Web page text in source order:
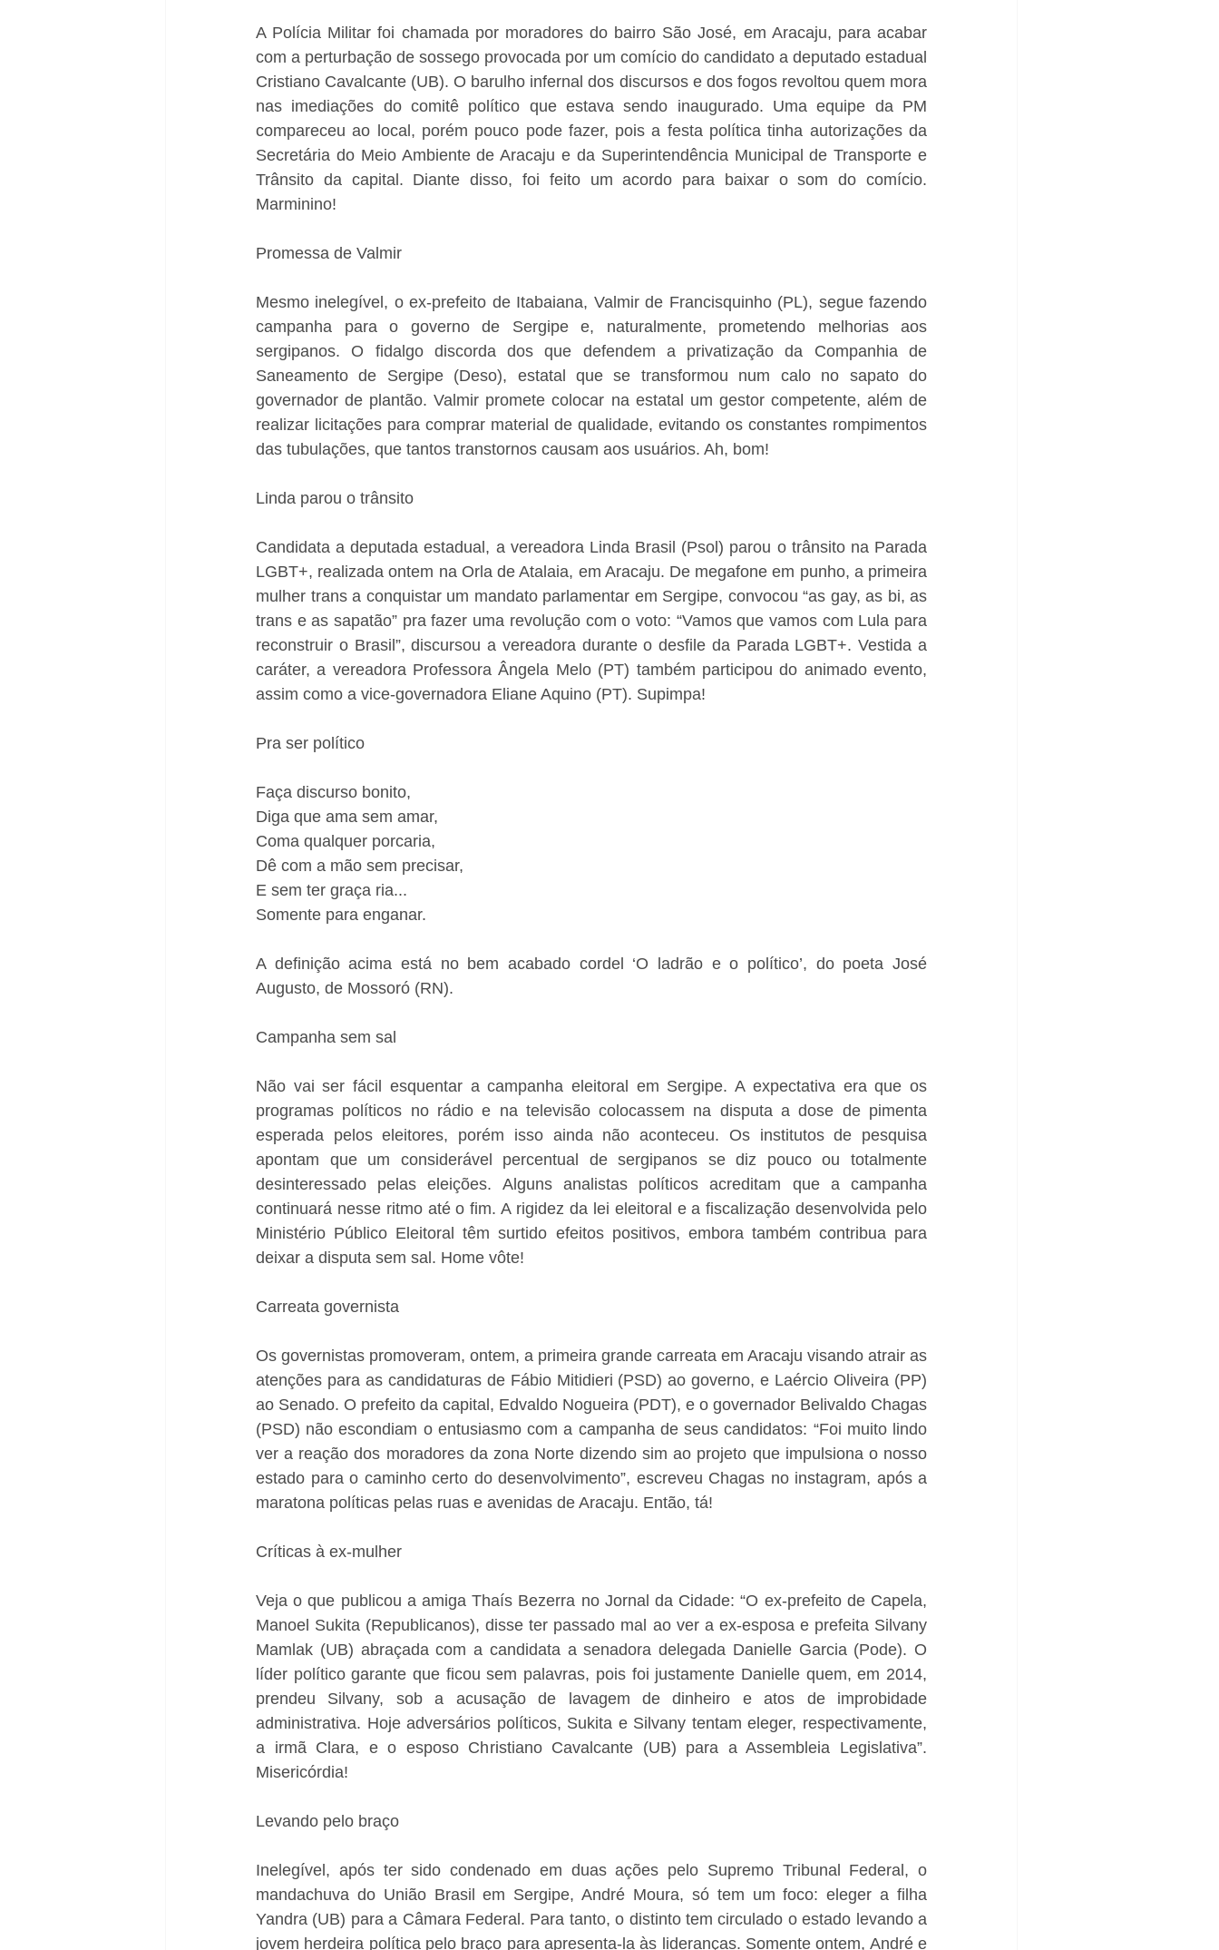
A Polícia Militar foi chamada por moradores do bairro São José, em Aracaju, para acabar
com a perturbação de sossego provocada por um comício do candidato a deputado estadual
Cristiano Cavalcante (UB). O barulho infernal dos discursos e dos fogos revoltou quem mora
nas imediações do comitê político que estava sendo inaugurado. Uma equipe da PM
compareceu ao local, porém pouco pode fazer, pois a festa política tinha autorizações da
Secretária do Meio Ambiente de Aracaju e da Superintendência Municipal de Transporte e
Trânsito da capital. Diante disso, foi feito um acordo para baixar o som do comício.
Marminino!
Promessa de Valmir
Mesmo inelegível, o ex-prefeito de Itabaiana, Valmir de Francisquinho (PL), segue fazendo
campanha para o governo de Sergipe e, naturalmente, prometendo melhorias aos
sergipanos. O fidalgo discorda dos que defendem a privatização da Companhia de
Saneamento de Sergipe (Deso), estatal que se transformou num calo no sapato do
governador de plantão. Valmir promete colocar na estatal um gestor competente, além de
realizar licitações para comprar material de qualidade, evitando os constantes rompimentos
das tubulações, que tantos transtornos causam aos usuários. Ah, bom!
Linda parou o trânsito
Candidata a deputada estadual, a vereadora Linda Brasil (Psol) parou o trânsito na Parada
LGBT+, realizada ontem na Orla de Atalaia, em Aracaju. De megafone em punho, a primeira
mulher trans a conquistar um mandato parlamentar em Sergipe, convocou “as gay, as bi, as
trans e as sapatão” pra fazer uma revolução com o voto: “Vamos que vamos com Lula para
reconstruir o Brasil”, discursou a vereadora durante o desfile da Parada LGBT+. Vestida a
caráter, a vereadora Professora Ângela Melo (PT) também participou do animado evento,
assim como a vice-governadora Eliane Aquino (PT). Supimpa!
Pra ser político
Faça discurso bonito,
Diga que ama sem amar,
Coma qualquer porcaria,
Dê com a mão sem precisar,
E sem ter graça ria...
Somente para enganar.
A definição acima está no bem acabado cordel ‘O ladrão e o político’, do poeta José
Augusto, de Mossoró (RN).
Campanha sem sal
Não vai ser fácil esquentar a campanha eleitoral em Sergipe. A expectativa era que os
programas políticos no rádio e na televisão colocassem na disputa a dose de pimenta
esperada pelos eleitores, porém isso ainda não aconteceu. Os institutos de pesquisa
apontam que um considerável percentual de sergipanos se diz pouco ou totalmente
desinteressado pelas eleições. Alguns analistas políticos acreditam que a campanha
continuará nesse ritmo até o fim. A rigidez da lei eleitoral e a fiscalização desenvolvida pelo
Ministério Público Eleitoral têm surtido efeitos positivos, embora também contribua para
deixar a disputa sem sal. Home vôte!
Carreata governista
Os governistas promoveram, ontem, a primeira grande carreata em Aracaju visando atrair as
atenções para as candidaturas de Fábio Mitidieri (PSD) ao governo, e Laércio Oliveira (PP)
ao Senado. O prefeito da capital, Edvaldo Nogueira (PDT), e o governador Belivaldo Chagas
(PSD) não escondiam o entusiasmo com a campanha de seus candidatos: “Foi muito lindo
ver a reação dos moradores da zona Norte dizendo sim ao projeto que impulsiona o nosso
estado para o caminho certo do desenvolvimento”, escreveu Chagas no instagram, após a
maratona políticas pelas ruas e avenidas de Aracaju. Então, tá!
Críticas à ex-mulher
Veja o que publicou a amiga Thaís Bezerra no Jornal da Cidade: “O ex-prefeito de Capela,
Manoel Sukita (Republicanos), disse ter passado mal ao ver a ex-esposa e prefeita Silvany
Mamlak (UB) abraçada com a candidata a senadora delegada Danielle Garcia (Pode). O
líder político garante que ficou sem palavras, pois foi justamente Danielle quem, em 2014,
prendeu Silvany, sob a acusação de lavagem de dinheiro e atos de improbidade
administrativa. Hoje adversários políticos, Sukita e Silvany tentam eleger, respectivamente,
a irmã Clara, e o esposo Christiano Cavalcante (UB) para a Assembleia Legislativa”.
Misericórdia!
Levando pelo braço
Inelegível, após ter sido condenado em duas ações pelo Supremo Tribunal Federal, o
mandachuva do União Brasil em Sergipe, André Moura, só tem um foco: eleger a filha
Yandra (UB) para a Câmara Federal. Para tanto, o distinto tem circulado o estado levando a
jovem herdeira política pelo braço para apresenta-la às lideranças. Somente ontem, André e